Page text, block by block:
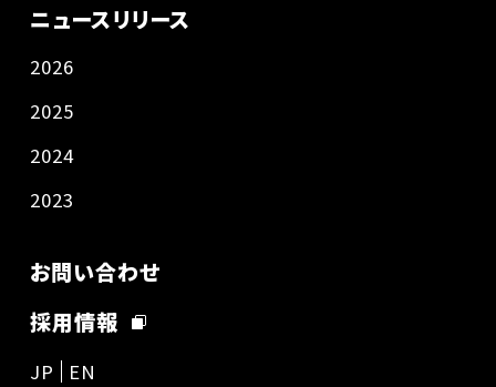
ニュースリリース
2026
2025
2024
2023
お問い合わせ
採用情報
JP EN